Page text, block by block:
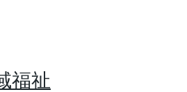
福祉